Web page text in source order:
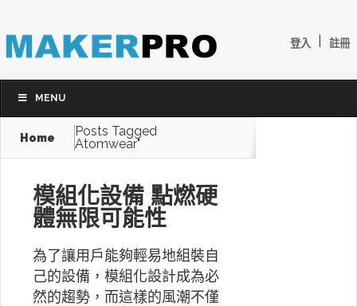
登入 註冊
MENU
Home
Posts Tagged
Atomwear"
模組化設備 點燃硬
體無限可能性
為了讓用戶能夠輕易地組裝自
己的設備，模組化設計成為必
然的趨勢，而這樣的風潮不僅